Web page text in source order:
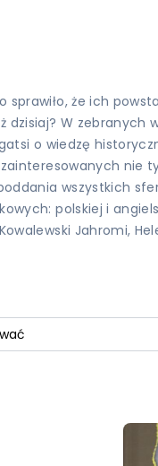
że ich
W zebranych
o wiedzę
wszystkich
polskiej i
Jahromi,